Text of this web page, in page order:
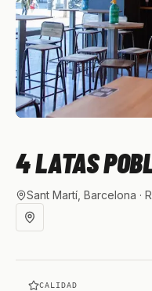
4 LATAS
Sant Martí, Barcelona ·
CALIDAD